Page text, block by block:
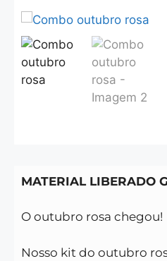
MATERIAL LIBERADO
O outubro rosa chegou!
Nosso kit do outubro